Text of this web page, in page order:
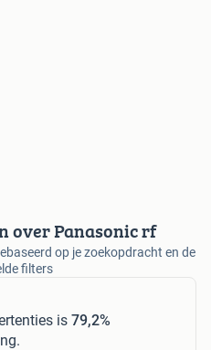
over Panasonic rf
op je zoekopdracht en de
filters
is 79,2%